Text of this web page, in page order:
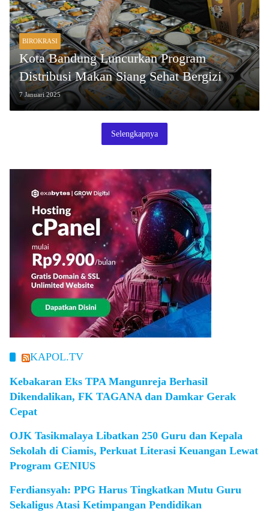
BIROKRASI
Kota Bandung Luncurkan Program
Distribusi Makan Siang Sehat Bergizi
7 Januari 2025
Selengkapnya
KAPOL.TV
Kebakaran Eks TPA Mangunreja Berhasil
Dikendalikan, FK TAGANA dan Damkar Gerak
Cepat
OJK Tasikmalaya Libatkan 250 Guru dan Kepala
Sekolah di Ciamis, Perkuat Literasi Keuangan Lewat
Program GENIUS
Ferdiansyah: PPG Harus Tingkatkan Mutu Guru
Sekaligus Atasi Ketimpangan Pendidikan